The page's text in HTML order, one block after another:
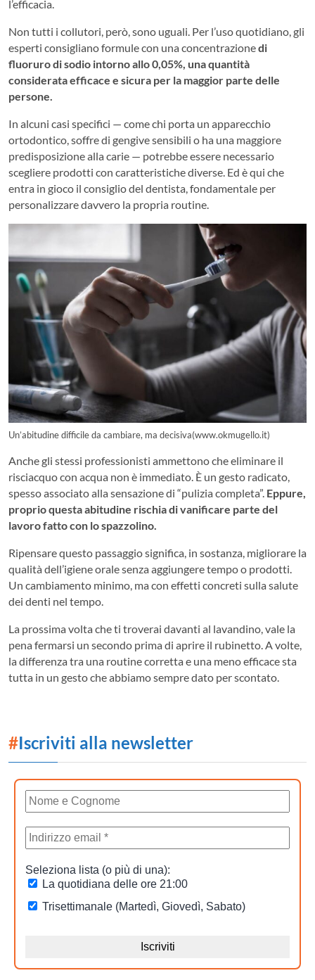
l’efficacia.
Non tutti i collutori, però, sono uguali. Per l’uso quotidiano, gli
esperti consigliano formule con una concentrazionedi
fluoruro di sodio intorno allo 0,05%, una quantità
considerata efficace e sicura per la maggior parte delle
persone.
In alcuni casi specifici — come chi porta un apparecchio
ortodontico, soffre di gengive sensibili o ha una maggiore
predisposizione alla carie — potrebbe essere necessario
scegliere prodotti con caratteristiche diverse. Ed è qui che
entra in gioco il consiglio del dentista, fondamentale per
personalizzare davvero la propria routine.
Un’abitudine difficile da cambiare, ma decisiva(www.okmugello.it)
Anche gli stessi professionisti ammettono che eliminare il
risciacquo con acqua non è immediato. È un gesto radicato,
spesso associato alla sensazione di “pulizia completa”. Eppure,
proprio questa abitudine rischia di vanificare parte del
lavoro fatto con lo spazzolino.
Ripensare questo passaggio significa, in sostanza, migliorare la
qualità dell’igiene orale senza aggiungere tempo o prodotti.
Un cambiamento minimo, ma con effetti concreti sulla salute
dei denti nel tempo.
La prossima volta che ti troverai davanti al lavandino, vale la
pena fermarsi un secondo prima di aprire il rubinetto. A volte,
la differenza tra una routine corretta e una meno efficace sta
tutta in un gesto che abbiamo sempre dato per scontato.
#Iscriviti alla newsletter